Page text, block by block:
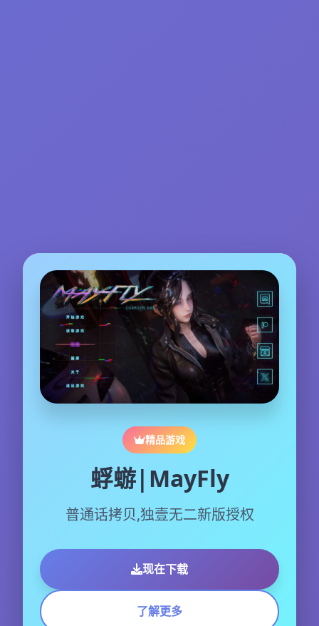
精品游戏
蜉蝣|MayFly
普通话拷贝,独壹无二新版授权
现在下载
了解更多